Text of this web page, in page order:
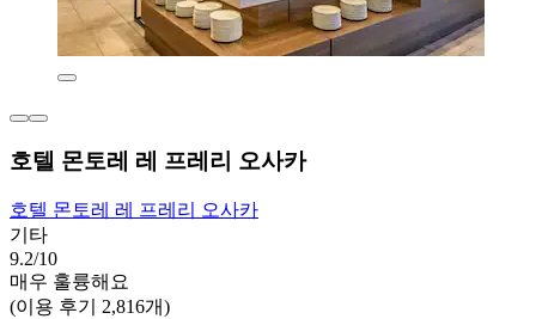
호텔 몬토레 레 프레리 오사카
호텔 몬토레 레 프레리 오사카
기타
9.2/10
매우 훌륭해요
(이용 후기 2,816개)